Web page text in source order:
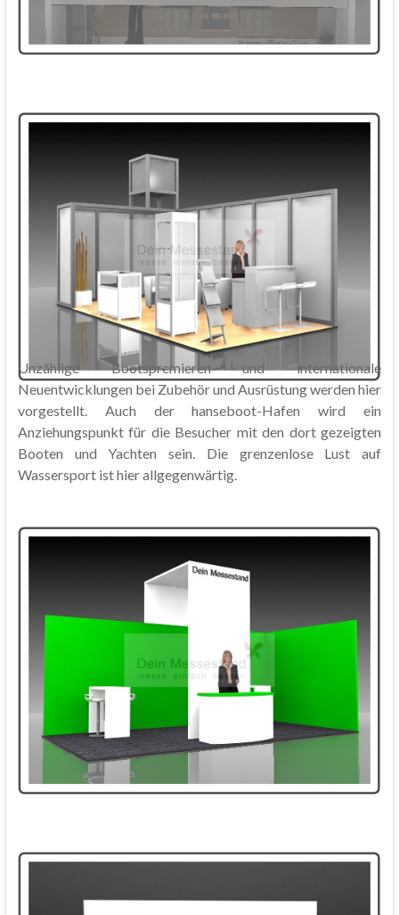
Unzählige Bootspremieren und internationale
Neuentwicklungen bei Zubehör und Ausrüstung werden hier
vorgestellt. Auch der hanseboot-Hafen wird ein
Anziehungspunkt für die Besucher mit den dort gezeigten
Booten und Yachten sein. Die grenzenlose Lust auf
Wassersport ist hier allgegenwärtig.